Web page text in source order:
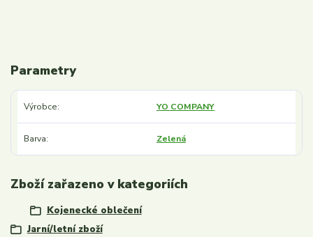
Parametry
Výrobce YO COMPANY
Barva Zelená
Zboží zařazeno v kategoriích
Kojenecké oblečení
Jarní/letní zboží